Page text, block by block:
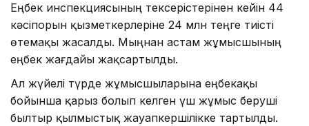
Еңбек инспекциясының тексерістерінен кейін 44
кәсіпорын қызметкерлеріне 24 млн теңге тиісті
өтемақы жасалды. Мыңнан астам жұмысшының
еңбек жағдайы жақсартылды.
Ал жүйелі түрде жұмысшыларына еңбекақы
бойынша қарыз болып келген үш жұмыс беруші
былтыр қылмыстық жауапкершілікке тартылды.